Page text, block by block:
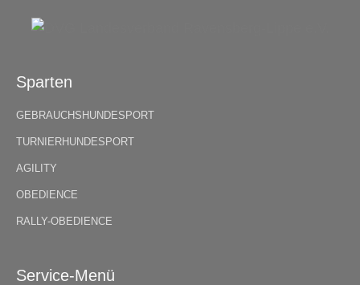
Sparten
GEBRAUCHSHUNDESPORT
TURNIERHUNDESPORT
AGILITY
OBEDIENCE
RALLY-OBEDIENCE
Service-Menü